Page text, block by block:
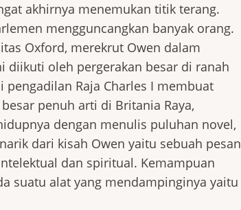
akhirnya menemukan titik terang.
mengguncangkan banyak orang.
Oxford, merekrut Owen dalam
diikuti oleh pergerakan besar di ranah
Raja Charles I membuat
penuh arti di Britania Raya,
dengan menulis puluhan novel,
dari kisah Owen yaitu sebuah pesan
dan spiritual. Kemampuan
suatu alat yang mendampinginya yaitu